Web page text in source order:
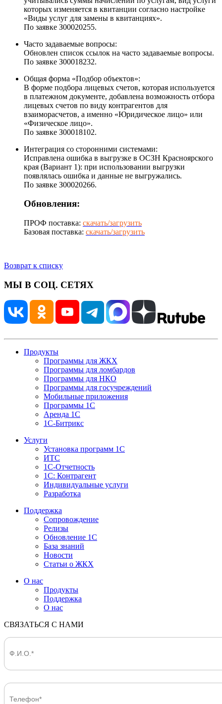
которых изменяется в квитанции согласно настройке
«Виды услуг для замены в квитанциях».
По заявке З00020255.
Часто задаваемые вопросы:
Обновлен список ссылок на часто задаваемые вопросы.
По заявке З00018232.
Общая форма «Подбор объектов»:
В форме подбора лицевых счетов, которая используется
в платежном документе, добавлена возможность отбора
лицевых счетов по виду контрагентов для
взаиморасчетов, а именно «Юридическое лицо» или
«Физическое лицо».
По заявке З00018102.
Интеграция со сторонними системами:
Исправлена ошибка в выгрузке в ОСЗН Красноярского
края (Вариант 1): при использовании выгрузки
появлялась ошибка и данные не выгружались.
По заявке З00020266.
Обновления:
ПРОФ поставка: скачать/загрузить
Базовая поставка: скачать/загрузить
Возврат к списку
МЫ В СОЦ. СЕТЯХ
Продукты
Программы для ЖКХ
Программы для ломбардов
Программы для НКО
Программы для госучреждений
Мобильные приложения
Программы 1С
Аренда 1С
1С-Битрикс
Услуги
Установка программ 1С
ИТС
1С-Отчетность
1С: Контрагент
Индивидуальные услуги
Разработка
Поддержка
Сопровождение
Релизы
Обновление 1С
База знаний
Новости
Статьи о ЖКХ
О нас
Продукты
Поддержка
О нас
СВЯЗАТЬСЯ С НАМИ